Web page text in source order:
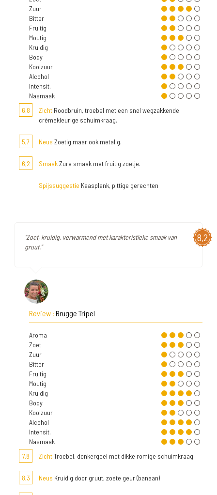
Zuur
Bitter
Fruitig
Moutig
Kruidig
Body
Koolzuur
Alcohol
Intensit.
Nasmaak
6,8
Zicht Roodbruin, troebel met een snel wegzakkende
crèmekleurige schuimkraag.
5,7 Neus Zoetig maar ook metalig.
6,2 SmaakZure smaak met fruitig zoetje.
Spijssuggestie Kaasplank, pittige gerechten
8,2
"Zoet, kruidig, verwarmend met karakteristieke smaak van
gruut."
Review : Brugge Tripel
Aroma
Zoet
Zuur
Bitter
Fruitig
Moutig
Kruidig
Body
Koolzuur
Alcohol
Intensit.
Nasmaak
7,8
ZichtTroebel, donkergeel met dikke romige schuimkraag
8,3 Neus Kruidig door gruut, zoete geur (banaan)